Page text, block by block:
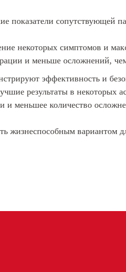
показатели сопутствующей
некоторых симптомов и
и меньше осложнений,
эффективность и
результаты в некоторых
и меньшее количество
жизнеспособным вариантом